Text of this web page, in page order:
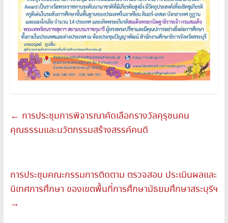
← การประชุมการพิจารณาคัดเลือกรางวัลคุรุชนคน
คุณธรรมและนวัตกรรมสร้างสรรค์คนดี
การประชุมคณะกรรมการติดตาม ตรวจสอบ ประเมินผลและ
นิเทศการศึกษา ของเขตพื้นที่การศึกษามัธยมศึกษาสระบุรีฯ
→